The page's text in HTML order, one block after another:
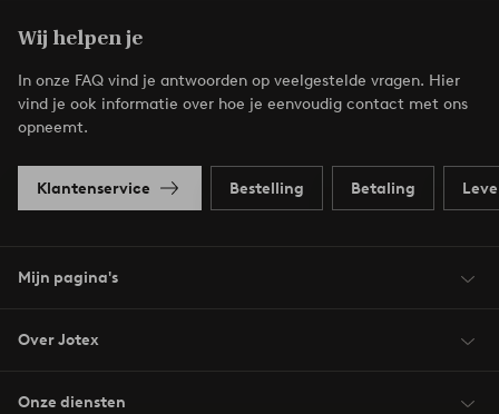
Wij helpen je
In onze FAQ vind je antwoorden op veelgestelde vragen. Hier
vind je ook informatie over hoe je eenvoudig contact met ons
opneemt.
Klantenservice Bestelling Betaling
Mijn pagina's
Over Jotex
Onze diensten